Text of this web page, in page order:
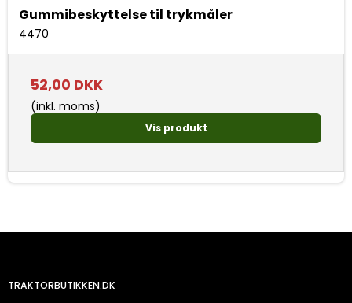
Gummibeskyttelse til trykmåler
4470
52,00 DKK
(inkl. moms)
Vis produkt
TRAKTORBUTIKKEN.DK